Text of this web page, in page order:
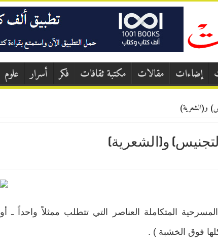
إضاءات مقالات مكتبة ثقافات فكر أسرار علوم
و(الشعرية)
و(الشعرية)
المتكاملة العناصر التي تتطلب ممثلاً واحداً ـ أو
فوق الخشبة ) .